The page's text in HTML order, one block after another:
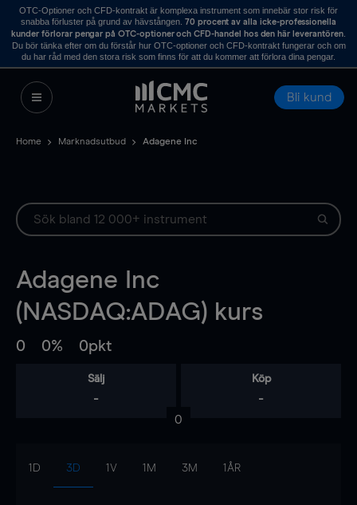
OTC-Optioner och CFD-kontrakt är komplexa instrument som innebär stor risk för
snabba förluster på grund av hävstången. 70 procent av alla icke-professionella
kunder förlorar pengar på OTC-optioner och CFD-handel hos den här leverantören.
Du bör tänka efter om du förstår hur OTC-optioner och CFD-kontrakt fungerar och om
du har råd med den stora risk som finns för att du kommer att förlora dina pengar.
Bli kund
Home Marknadsutbud Adagene Inc
Adagene Inc
(NASDAQ:ADAG) kurs
0 0% 0pkt
Sälj
-
Köp
-
0
1D 3D 1V 1M 3M 1ÅR